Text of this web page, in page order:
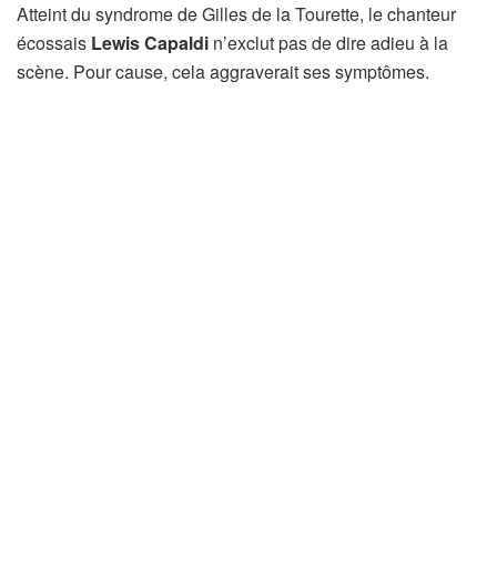
Atteint du syndrome de Gilles de la Tourette, le chanteur
écossais Lewis Capaldi n’exclut pas de dire adieu à la
scène. Pour cause, cela aggraverait ses symptômes.